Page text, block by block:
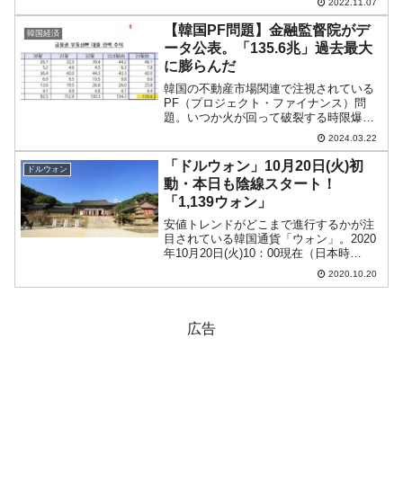
（早期償還を見送り）ということで、韓
国の外貨建て債券が信用を失い、こちら
でも金利が急騰する...
韓国経済
【韓国PF問題】金融監督院がデ
ータ公表。「135.6兆」過去最大
に膨らんだ
韓国の不動産市場関連で注視されている
PF（プロジェクト・ファイナンス）問
題。いつか火が回って破裂する時限爆弾
と認識されているのですが、当然、金融
当局としては火がつかないようしなけれ
ばなりません。PFというのは、簡単にい
うと「不動産開発の際に...
2024.03.22
ドルウォン
「ドルウォン」10月20日(火)初
動・本日も陰線スタート！
「1,139ウォン」
安値トレンドがどこまで進行するかが注
目されている韓国通貨「ウォン」。2020
年10月20日(火)10：00現在（日本時
間）、ドルウォンチャートは以下のよう
2020.10.20
広告